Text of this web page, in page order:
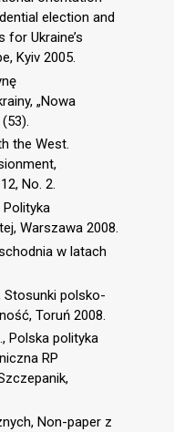
election and
for Ukraine’s
Kyiv 2005.
„Nowa
the West.
No. 2.
Polityka
Warszawa 2008.
w latach
Stosunki polsko-
Toruń 2008.
Polska polityka
RP
Non-paper z